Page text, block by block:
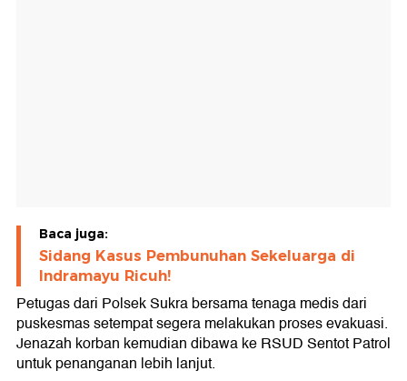
Baca juga:
Sidang Kasus Pembunuhan Sekeluarga di
Indramayu Ricuh!
Petugas dari Polsek Sukra bersama tenaga medis dari
puskesmas setempat segera melakukan proses evakuasi.
Jenazah korban kemudian dibawa ke RSUD Sentot Patrol
untuk penanganan lebih lanjut.